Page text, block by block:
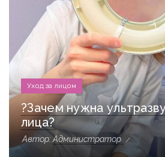
Уход за лицом
?Зачем нужна
лица?
Автор:Администратор